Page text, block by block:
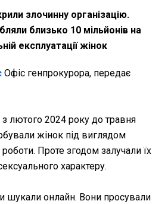
злочинну організацію.
близько 10 мільйонів на
експлуатації жінок
Офіс генпрокурора, передає
лютого 2024 року до травня
жінок під виглядом
Проте згодом залучали їх
характеру.
шукали онлайн. Вони просували